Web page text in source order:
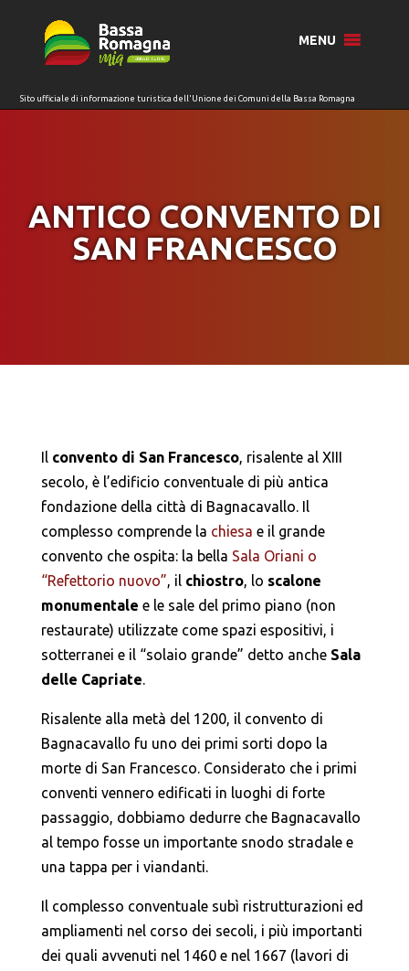
MENU
ANTICO CONVENTO DI
SAN FRANCESCO
Ilconvento di San Francesco, risalente al XIII
secolo, è l’edificio conventuale di più antica
fondazione della città di Bagnacavallo. Il
complesso comprende la chiesa e il grande
convento che ospita: la bella Sala Oriani o
“Refettorio nuovo”, il chiostro, lo scalone
monumentale e le sale del primo piano (non
restaurate) utilizzate come spazi espositivi, i
sotterranei e il “solaio grande” detto anche Sala
delle Capriate.
Risalente alla metà del 1200, il convento di
Bagnacavallo fu uno dei primi sorti dopo la
morte di San Francesco. Considerato che i primi
conventi vennero edificati in luoghi di forte
passaggio, dobbiamo dedurre che Bagnacavallo
al tempo fosse un importante snodo stradale e
una tappa per i viandanti.
Il complesso conventuale subì ristrutturazioni ed
ampliamenti nel corso dei secoli, i più importanti
dei quali avvenuti nel 1460 e nel 1667 (lavori di